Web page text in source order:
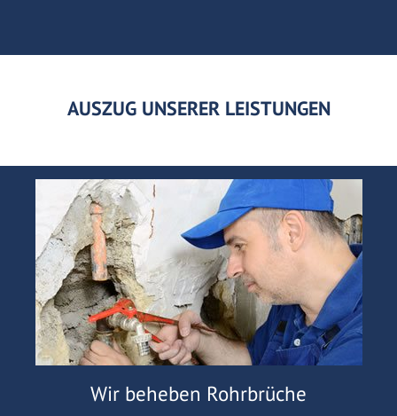
AUSZUG UNSERER LEISTUNGEN
Wir beheben Rohrbrüche